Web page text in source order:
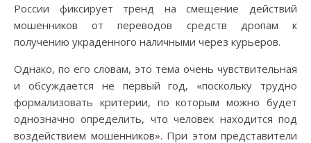
России фиксирует тренд на смещение действий
мошенников от переводов средств дропам к
получению украденного наличными через курьеров.
Однако, по его словам, это тема очень чувствительная
и обсуждается не первый год, «поскольку трудно
формализовать критерии, по которым можно будет
однозначно определить, что человек находится под
воздействием мошенников». При этом представители